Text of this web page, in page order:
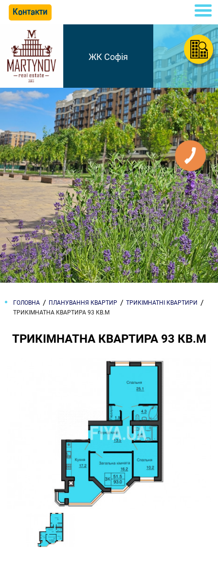
Контакти
ЖК Софія
ГОЛОВНА ПЛАНУВАННЯ КВАРТИР
ТРИКІМНАТНІ КВАРТИРИ
ТРИКІМНАТНА КВАРТИРА 93 КВ.М
ТРИКІМНАТНА КВАРТИРА 93 КВ.М